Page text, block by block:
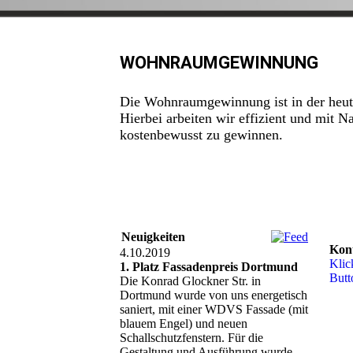
WOHNRAUMGEWINNUNG
Die Wohnraumgewinnung ist in der
Hierbei arbeiten wir effizient und mit
kostenbewusst zu gewinnen.
Neuigkeiten
4.10.2019
1. Platz Fassadenpreis Dortmund
Die Konrad Glockner Str. in
Dortmund wurde von uns energetisch
saniert, mit einer WDVS Fassade (mit
blauem Engel) und neuen
Schallschutzfenstern. Für die